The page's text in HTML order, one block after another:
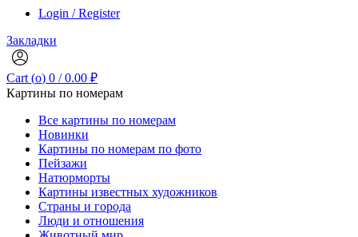
Login / Register
Закладки
Cart (o) 0 / 0.00 ₽
Картины по номерам
Все картины по номерам
Новинки
Картины по номерам по фото
Пейзажи
Натюрморты
Картины известных художников
Страны и города
Люди и отношения